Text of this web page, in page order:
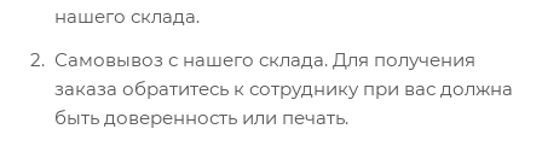
нашего склада.
Самовывоз с нашего склада. Для получения
заказа обратитесь к сотруднику при вас должна
быть доверенность или печать.